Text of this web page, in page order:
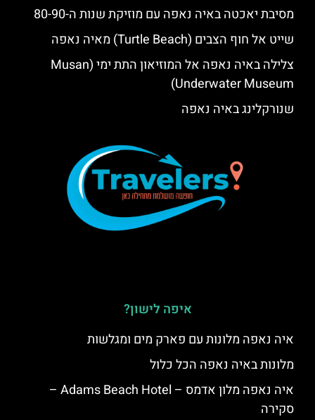
מסיבת יאכטה באיה נאפה עם מוזיקת שנות ה-80-90
שייט אל חוף הצבים (Turtle Beach) מאיה נאפה
צלילה באיה נאפה אל המוזיאון התת ימי (Musan
Underwater Museum)
שנורקלינג באיה נאפה
איפה לישון?
איה נאפה מלונות עם פארק מים ומגלשות
מלונות באיה נאפה הכל כלול
איה נאפה מלון אדמס – Adams Beach Hotel –
סקירה